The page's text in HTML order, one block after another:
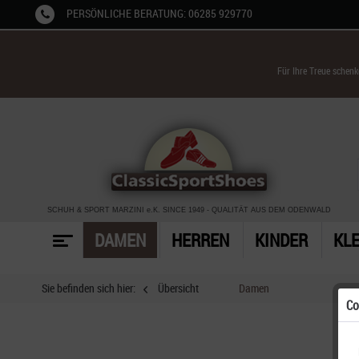
PERSÖNLICHE BERATUNG: 06285 929770
Für Ihre Treue
SCHUH & SPORT MARZINI e.K. SINCE 1949 - QUALITÄT AUS DEM ODENWALD
DAMEN HERREN KINDER
Sie befinden sich hier: Übersicht Damen